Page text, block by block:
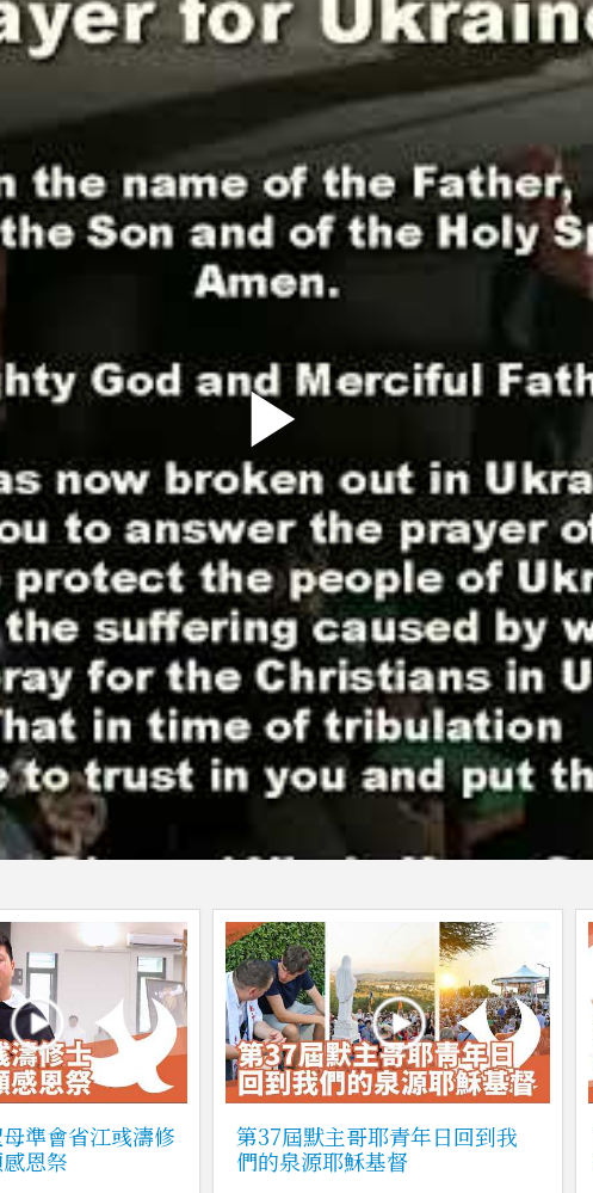
準會省江彧濤修
恩祭
第37屆默主哥耶青年日回到我
們的泉源耶穌基督